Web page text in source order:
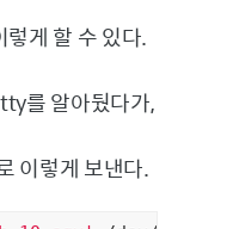
게 할 수 있다.
를 알아뒀다가,
이렇게 보낸다.